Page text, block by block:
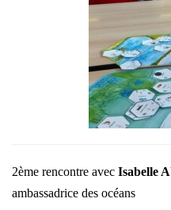
2ème rencontre avec Isabelle
ambassadrice des océans